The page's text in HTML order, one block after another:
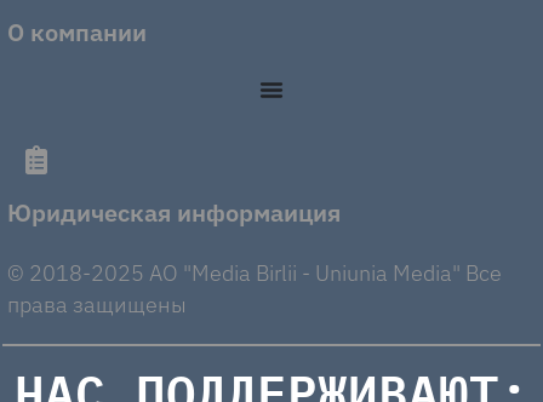
О компании
Юридическая информаиция
© 2018-2025 AO "Media Birlii - Uniunia Media" Все
права защищены